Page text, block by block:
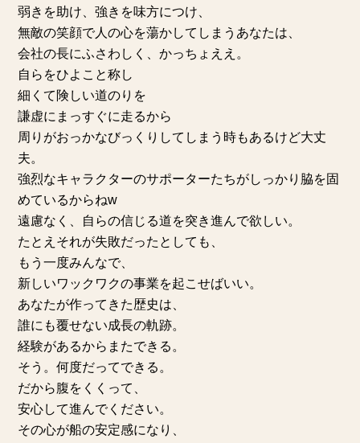
弱きを助け、強きを味方につけ、
無敵の笑顔で人の心を蕩かしてしまうあなたは、
会社の長にふさわしく、かっちょええ。
自らをひよこと称し
細くて険しい道のりを
謙虚にまっすぐに走るから
周りがおっかなびっくりしてしまう時もあるけど大丈
夫。
強烈なキャラクターのサポーターたちがしっかり脇を固
めているからねw
遠慮なく、自らの信じる道を突き進んで欲しい。
たとえそれが失敗だったとしても、
もう一度みんなで、
新しいワックワクの事業を起こせばいい。
あなたが作ってきた歴史は、
誰にも覆せない成長の軌跡。
経験があるからまたできる。
そう。何度だってできる。
だから腹をくくって、
安心して進んでください。
その心が船の安定感になり、